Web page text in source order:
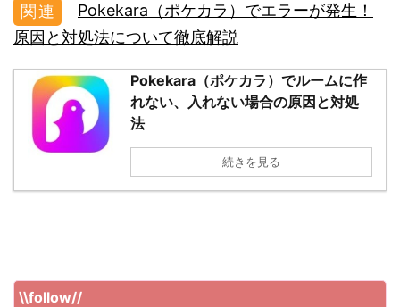
Pokekara（ポケカラ）でエラーが発生！
原因と対処法について徹底解説
Pokekara（ポケカラ）でルームに作
れない、入れない場合の原因と対処
法
続きを見る
\\follow//